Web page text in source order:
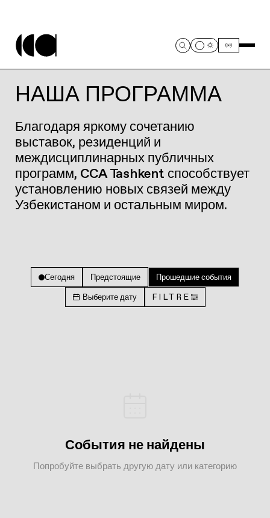
НАША ПРОГРАММА
Благодаря яркому сочетанию
выставок, резиденций и
междисциплинарных публичных
программ, CCA Tashkent способствует
установлению новых связей между
Узбекистаном и остальным миром.
Сегодня Предстоящие Прошедшие события
Выберите дату FILTRE
События не найдены
Попробуйте выбрать другую дату или категорию